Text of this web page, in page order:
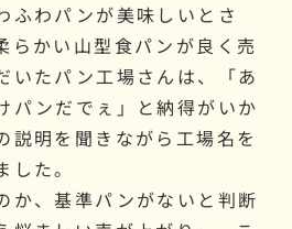
ふわパンが美味しいとさ
らかい山型食パンが良く売
いたパン工場さんは、「あ
パンだでぇ」と納得がいか
説明を聞きながら工場名を
た。
か、基準パンがないと判断